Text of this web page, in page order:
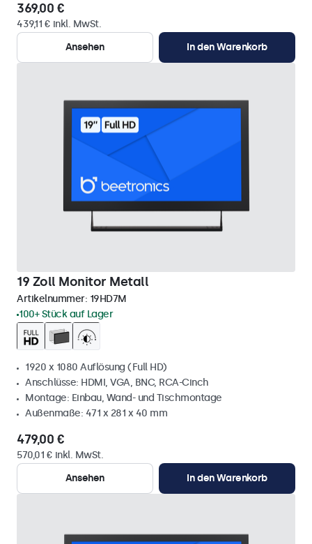
369,00 €
439,11 € inkl. MwSt.
Ansehen
In den Warenkorb
19 Zoll Monitor Metall
Artikelnummer: 19HD7M
100+ Stück auf Lager
1920 x 1080 Auflösung (Full HD)
Anschlüsse: HDMI, VGA, BNC, RCA-Cinch
Montage: Einbau, Wand- und Tischmontage
Außenmaße: 471 x 281 x 40 mm
479,00 €
570,01 € inkl. MwSt.
Ansehen
In den Warenkorb